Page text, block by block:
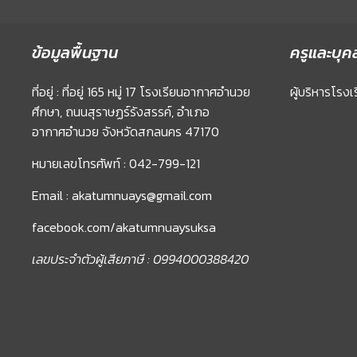
ข้อมูลพื้นฐาน
ที่อยู่ : ที่อยู่ 165 หมู่ 17 โรงเรียนอากาศอำนวย
ศึกษา, ถนนสุราษฏร์รังสรรค์, อำเภอ
อากาศอำนวย จังหวัดสกลนคร 47170
หมายเลขโทรศัพท์ : 042-799-121
Email : akatumnuays@gmail.com
facebook.com/akatumnuaysuksa
เลขประจำตัวผู้เสียภาษี : 0994000388420
ครูและบุค
ผู้บริหารโรง